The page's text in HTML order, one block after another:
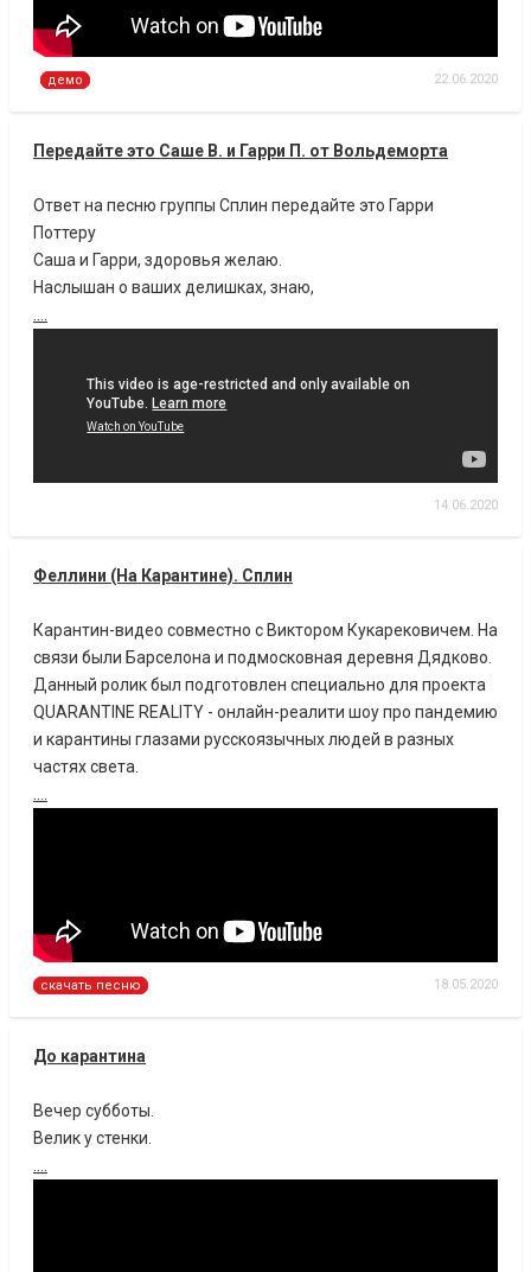
демо 22.06.2020
Передайте это Саше В. и Гарри П. от Вольдеморта
Ответ на песню группы Сплин передайте это Гарри
Поттеру
Саша и Гарри, здоровья желаю.
Наслышан о ваших делишках, знаю,
14.06.2020
Феллини (На Карантине). Сплин
Карантин-видео совместно с Виктором Кукарековичем. На
связи были Барселона и подмосковная деревня Дядково.
Данный ролик был подготовлен специально для проекта
QUARANTINE REALITY - онлайн-реалити шоу про пандемию
и карантины глазами русскоязычных людей в разных
частях света.
скачать песню 18.05.2020
До карантина
Вечер субботы.
Велик у стенки.